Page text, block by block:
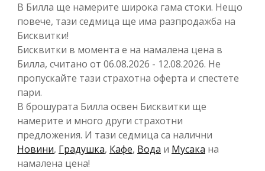
В Билла ще намерите широка гама стоки. Нещо
повече, тази седмица ще има разпродажба на
Бисквитки!
Бисквитки в момента е на намалена цена в
Билла, считано от 06.08.2026 - 12.08.2026. Не
пропускайте тази страхотна оферта и спестете
пари.
В брошурата Билла освен Бисквитки ще
намерите и много други страхотни
предложения. И тази седмица са налични
Новини, Градушка, Кафе, Вода и Мусака на
намалена цена!